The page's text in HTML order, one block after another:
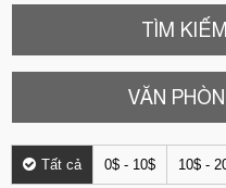
TÌM
VĂN
Tất cả 0$ - 10$ 10$ -